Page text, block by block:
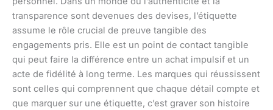
transparence sont devenues des devises, l’étiquette
assume le rôle crucial de preuve tangible des
engagements pris. Elle est un point de contact tangible
qui peut faire la différence entre un achat impulsif et un
acte de fidélité à long terme. Les marques qui réussissent
sont celles qui comprennent que chaque détail compte et
que marquer sur une étiquette, c’est graver son histoire